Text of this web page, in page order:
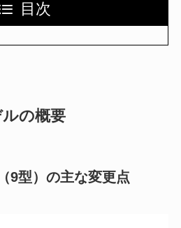
目次
の概要
9型）の主な変更点